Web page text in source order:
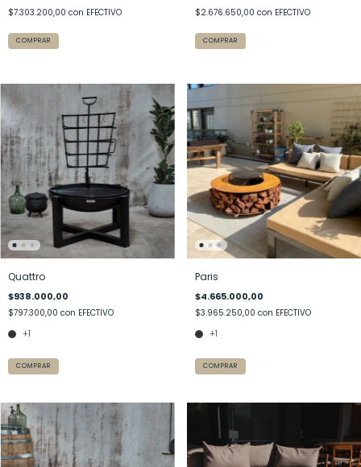
$7.303.200,00 con EFECTIVO $2.676.650,00 con EFECTIVO
Quattro
$938.000,00
$797.300,00 con EFECTIVO
+1
COMPRAR
Paris
$4.665.000,00
$3.965.250,00 con EFECTIVO
+1
COMPRAR